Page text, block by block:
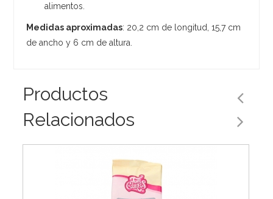
alimentos.
Medidas aproximadas: 20,2 cm de longitud, 15,7 cm
de ancho y 6 cm de altura.
Productos
Relacionados